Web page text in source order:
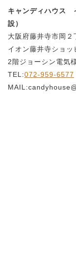
キャンディハウス
設）
大阪府藤井寺市岡２
イオン藤井寺ショ
2階ジョーシン電気
TEL:072-959-6577